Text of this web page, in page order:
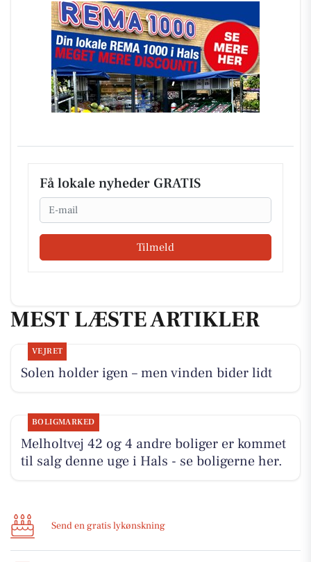
Få lokale nyheder GRATIS
Email
Tilmeld
MEST LÆSTE ARTIKLER
VEJRET
Solen holder igen – men vinden bider lidt
BOLIGMARKED
Melholtvej 42 og 4 andre boliger er kommet
til salg denne uge i Hals - se boligerne her.
Send en gratis lykønskning